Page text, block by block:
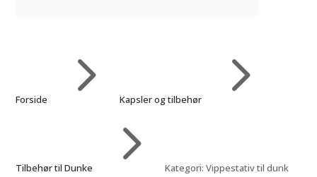
Forside 5 Kapsler og tilbehør 5
Tilbehør til Dunke 5 Kategori: Vippestativ til dunk